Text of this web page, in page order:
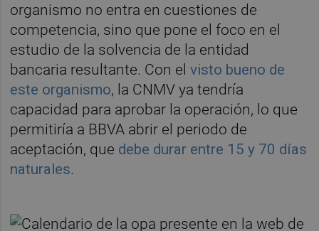
organismo no entra en cuestiones de
competencia, sino que pone el foco en el
estudio de la solvencia de la entidad
bancaria resultante. Con elvisto bueno de
este organismo, la CNMV ya tendría
capacidad para aprobar la operación, lo que
permitiría a BBVA abrir el periodo de
aceptación, que debe durar entre 15 y 70 días
naturales.